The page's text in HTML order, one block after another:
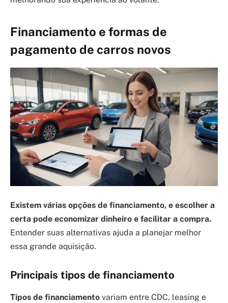
Financiamento e formas de
pagamento de carros novos
Existem várias opções de financiamento, e escolher a
certa pode economizar dinheiro e facilitar a compra.
Entender suas alternativas ajuda a planejar melhor
essa grande aquisição.
Principais tipos de financiamento
Tipos de financiamento variam entre CDC, leasing e